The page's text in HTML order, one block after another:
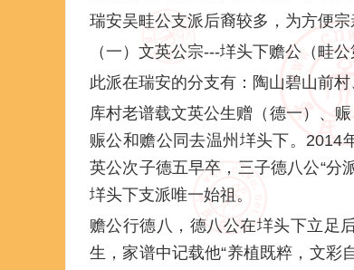
瑞安吴畦公支派后裔较多，为方便
（一）文英公宗---垟头下赡公（畦
此派在瑞安的分支有：陶山碧山前村
库村老谱载文英公生赠（德一）、
赈公和赡公同去温州垟头下。2014
英公次子德五早卒，三子德八公“分
垟头下支派唯一始祖。
赡公行德八，德八公在垟头下立足
生，家谱中记载他“养植既粹，文彩